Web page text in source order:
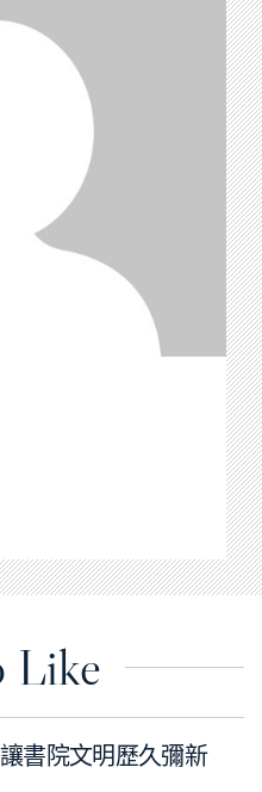
Like
書院文明歷久彌新